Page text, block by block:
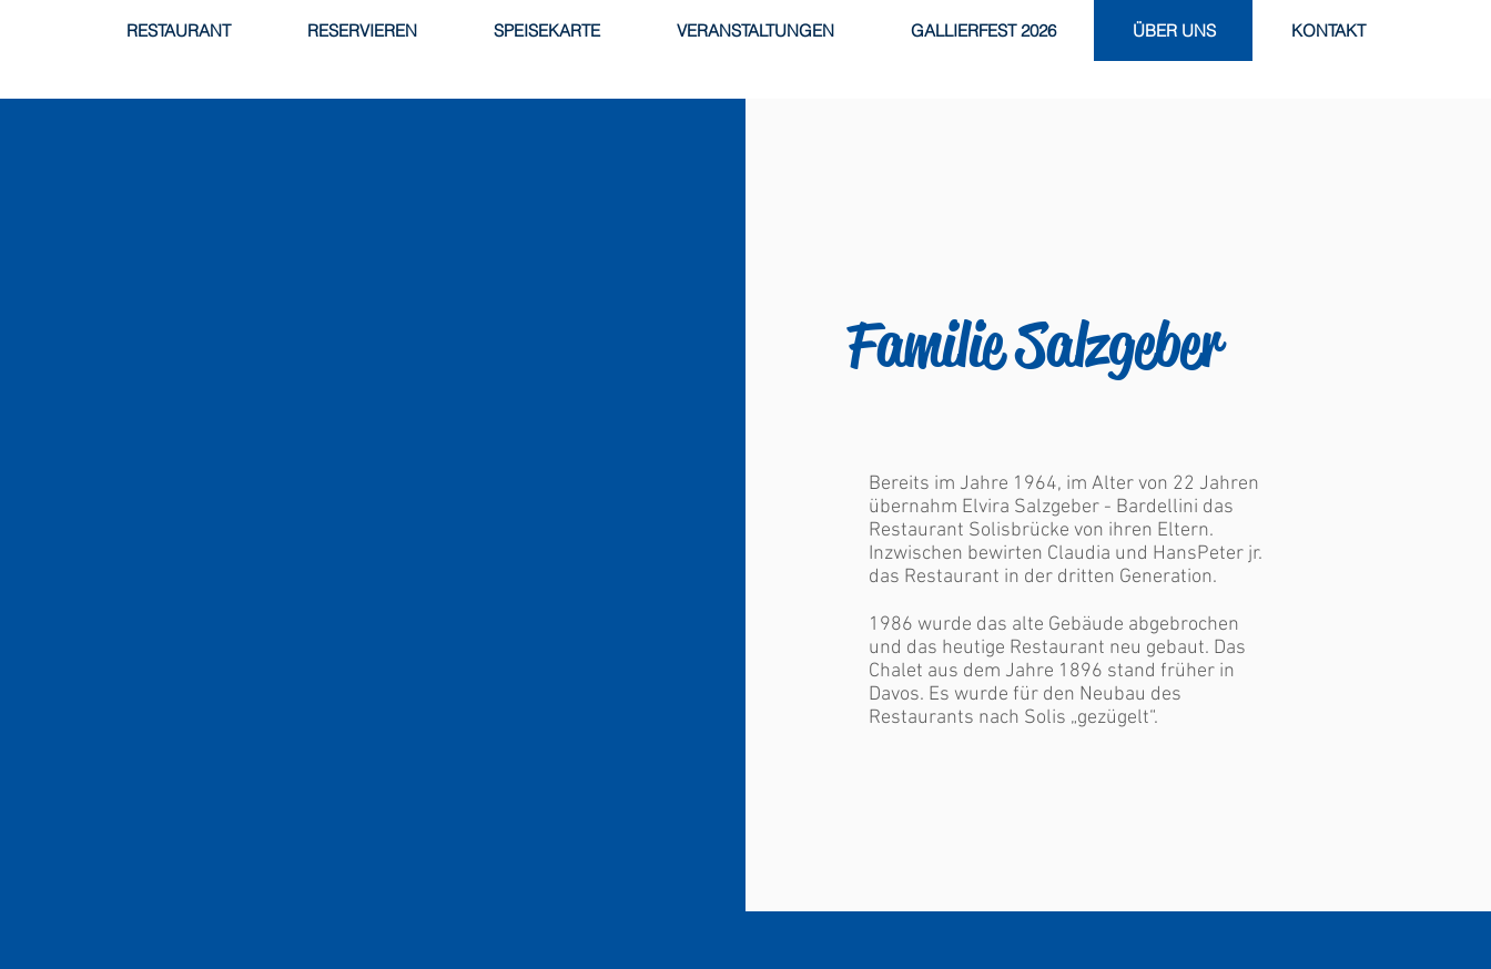
RESTAURANT RESERVIEREN SPEISEKARTE VERANSTALTUNGEN GALLIERFEST 2026 ÜBER UNS KONTAKT
Familie Salzgeber
Bereits im Jahre 1964, im Alter von 22 Jahren
übernahm Elvira Salzgeber - Bardellini das
Restaurant Solisbrücke von ihren Eltern.
Inzwischen bewirten Claudia und HansPeter jr.
das Restaurant in der dritten Generation.
1986 wurde das alte Gebäude abgebrochen
und das heutige Restaurant neu gebaut. Das
Chalet aus dem Jahre 1896 stand früher in
Davos. Es wurde für den Neubau des
Restaurants nach Solis „gezügelt“.